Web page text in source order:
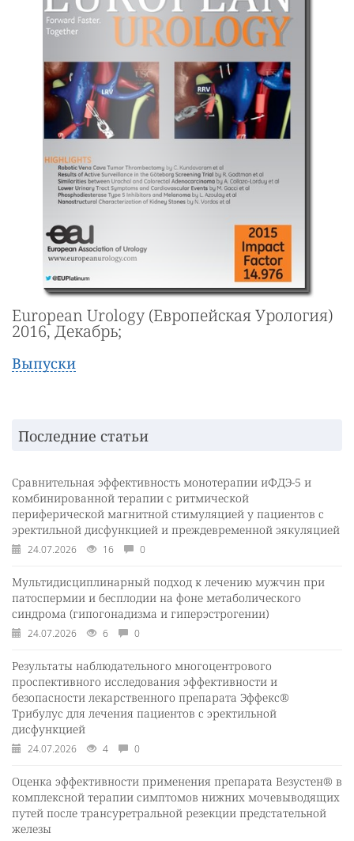
European Urology (Европейская Урология)
2016, Декабрь;
Выпуски
Последние статьи
Сравнительная эффективность монотерапии иФДЭ-5 и
комбинированной терапии с ритмической
периферической магнитной стимуляцией у пациентов с
эректильной дисфункцией и преждевременной эякуляцией
24.07.2026 16 0
Мультидисциплинарный подход к лечению мужчин при
патоспермии и бесплодии на фоне метаболического
синдрома (гипогонадизма и гиперэстрогении)
24.07.2026 6 0
Результаты наблюдательного многоцентрового
проспективного исследования эффективности и
безопасности лекарственного препарата Эффекс®
Трибулус для лечения пациентов с эректильной
дисфункцией
24.07.2026 4 0
Оценка эффективности применения препарата Везустен® в
комплексной терапии симптомов нижних мочевыводящих
путей после трансуретральной резекции предстательной
железы